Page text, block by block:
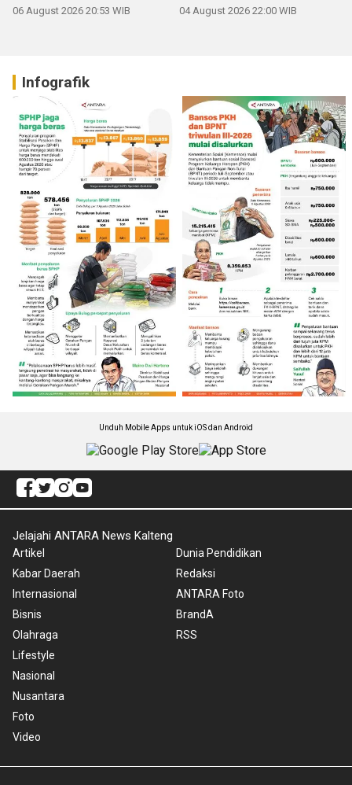
06 August 2026 20:53 WIB 04 August 2026 22:00 WIB
Infografik
Unduh Mobile Apps untuk iOS dan Android
Jelajahi ANTARA News Kalteng
Artikel
Kabar Daerah
Internasional
Bisnis
Olahraga
Lifestyle
Nasional
Nusantara
Foto
Video
Dunia Pendidikan
Redaksi
ANTARA Foto
BrandA
RSS